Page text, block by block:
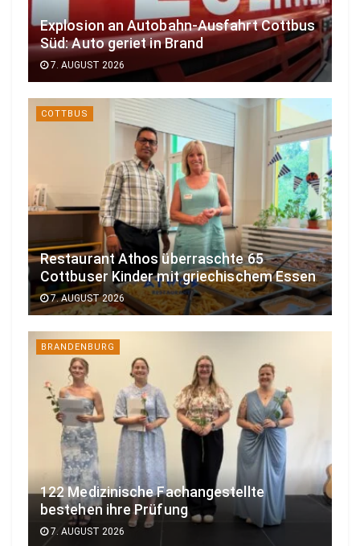
Explosion an Autobahn-Ausfahrt Cottbus
Süd: Auto geriet in Brand
7. AUGUST 2026
COTTBUS
Restaurant Athos überraschte 65
Cottbuser Kinder mit griechischem Essen
7. AUGUST 2026
BRANDENBURG
122 Medizinische Fachangestellte
bestehen ihre Prüfung
7. AUGUST 2026